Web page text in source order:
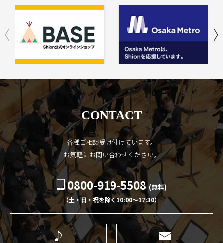
CONTACT
各種ご相談受け付けています。
お気軽にお問い合わせください。
0800-919-5508 (無料)
（土・日・祝を除く10:00〜17:30）